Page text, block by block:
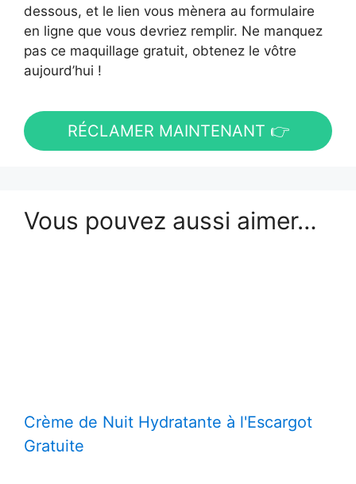
dessous, et le lien vous mènera au formulaire
en ligne que vous devriez remplir. Ne manquez
pas ce maquillage gratuit, obtenez le vôtre
aujourd’hui !
RÉCLAMER MAINTENANT 👉
Vous pouvez aussi aimer…
Crème de Nuit Hydratante à l'Escargot
Gratuite